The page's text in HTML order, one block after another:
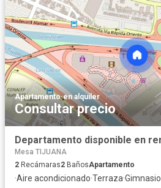
Apartamento·en alquiler
Consultar precio
Mesa TIJUANA
2 Recámaras2 BañosApartamento
·Aire acondicionado·Terraza·Gimnasio